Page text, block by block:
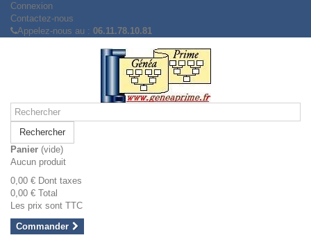
Connexion
Contactez-nous
Appelez-nous au : 06.11.78.10.81
Rechercher
Panier (vide)
Aucun produit
0,00 € Dont taxes
0,00 € Total
Les prix sont TTC
Commander